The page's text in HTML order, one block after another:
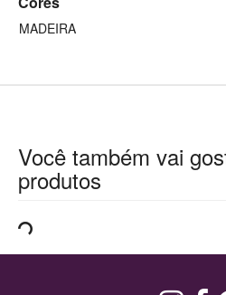
MADEIRA
Você também vai
produtos